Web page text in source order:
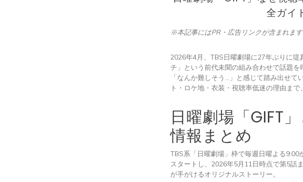
全ガイ
※本記事にはPR・広告リンクが含まれます
2026年4月、TBS日曜劇場に27年ぶりに
チ」という前代未聞の組み合わせで話題を
「なんか難しそう…」と感じて踏み出せ
ト・ロケ地・衣装・視聴率低迷の理由ま
日曜劇場「GIFT
情報まとめ
TBS系「日曜劇場」枠で毎週日曜よる
スタートし、2026年5月11日時点で第5話
が手がけるオリジナルストーリー。